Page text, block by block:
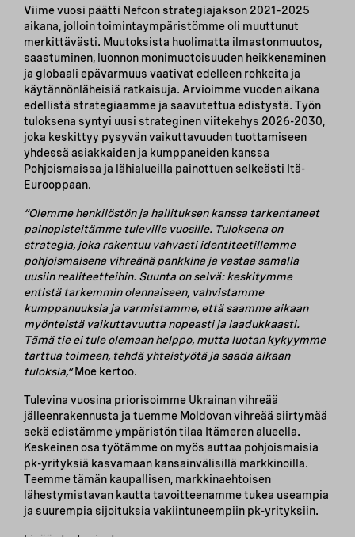
Viime vuosi päätti Nefcon strategiajakson 2021–2025
aikana, jolloin toimintaympäristömme oli muuttunut
merkittävästi. Muutoksista huolimatta ilmastonmuutos,
saastuminen, luonnon monimuotoisuuden heikkeneminen
ja globaali epävarmuus vaativat edelleen rohkeita ja
käytännönläheisiä ratkaisuja. Arvioimme vuoden aikana
edellistä strategiaamme ja saavutettua edistystä. Työn
tuloksena syntyi uusi strateginen viitekehys 2026-2030,
joka keskittyy pysyvän vaikuttavuuden tuottamiseen
yhdessä asiakkaiden ja kumppaneiden kanssa
Pohjoismaissa ja lähialueilla painottuen selkeästi Itä-
Eurooppaan.
“Olemme henkilöstön ja hallituksen kanssa tarkentaneet
painopisteitämme tuleville vuosille. Tuloksena on
strategia, joka rakentuu vahvasti identiteetillemme
pohjoismaisena vihreänä pankkina ja vastaa samalla
uusiin realiteetteihin. Suunta on selvä: keskitymme
entistä tarkemmin olennaiseen, vahvistamme
kumppanuuksia ja varmistamme, että saamme aikaan
myönteistä vaikuttavuutta nopeasti ja laadukkaasti.
Tämä tie ei tule olemaan helppo, mutta luotan kykyymme
tarttua toimeen, tehdä yhteistyötä ja saada aikaan
tuloksia,”Moe kertoo.
Tulevina vuosina priorisoimme Ukrainan vihreää
jälleenrakennusta ja tuemme Moldovan vihreää siirtymää
sekä edistämme ympäristön tilaa Itämeren alueella.
Keskeinen osa työtämme on myös auttaa pohjoismaisia
pk-yrityksiä kasvamaan kansainvälisillä markkinoilla.
Teemme tämän kaupallisen, markkinaehtoisen
lähestymistavan kautta tavoitteenamme tukea useampia
ja suurempia sijoituksia vakiintuneempiin pk-yrityksiin.